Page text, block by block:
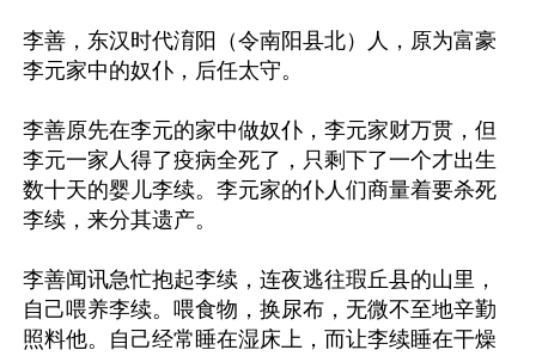
李善，东汉时代淯阳（令南阳县北）人，原为富豪
李元家中的奴仆，后任太守。
李善原先在李元的家中做奴仆，李元家财万贯，但
李元一家人得了疫病全死了，只剩下了一个才出生
数十天的婴儿李续。李元家的仆人们商量着要杀死
李续，来分其遗产。
李善闻讯急忙抱起李续，连夜逃往瑕丘县的山里，
自己喂养李续。喂食物，换尿布，无微不至地辛勤
照料他。自己经常睡在湿床上，而让李续睡在干燥